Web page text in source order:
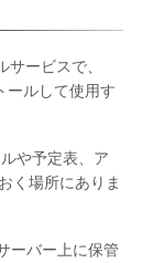
ービスで、
ールして使用す
や予定表、ア
く場所にありま
ーバー上に保管